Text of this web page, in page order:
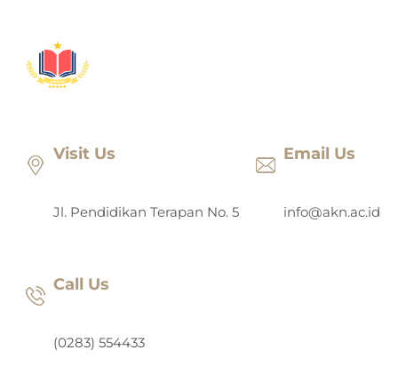
konten
Visit Us
Jl. Pendidikan Terapan No. 5
Email Us
info@akn.ac.id
Call Us
(0283) 554433